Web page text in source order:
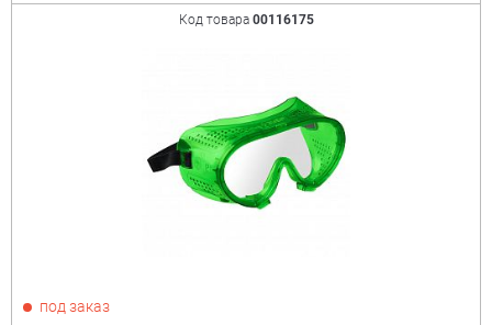
Код товара 00116175
под заказ